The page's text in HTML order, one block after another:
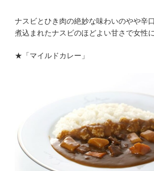
ナスビとひき肉の絶妙な味わいのやや辛
煮込まれたナスビのほどよい甘さで女性
★「マイルドカレー」